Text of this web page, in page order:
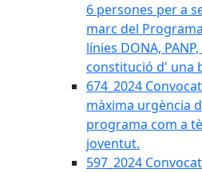
6 persones per a
marc del
línies DONA,
constitució d' una
674_2024
màxima urgència
programa com a
joventut.
597_2024